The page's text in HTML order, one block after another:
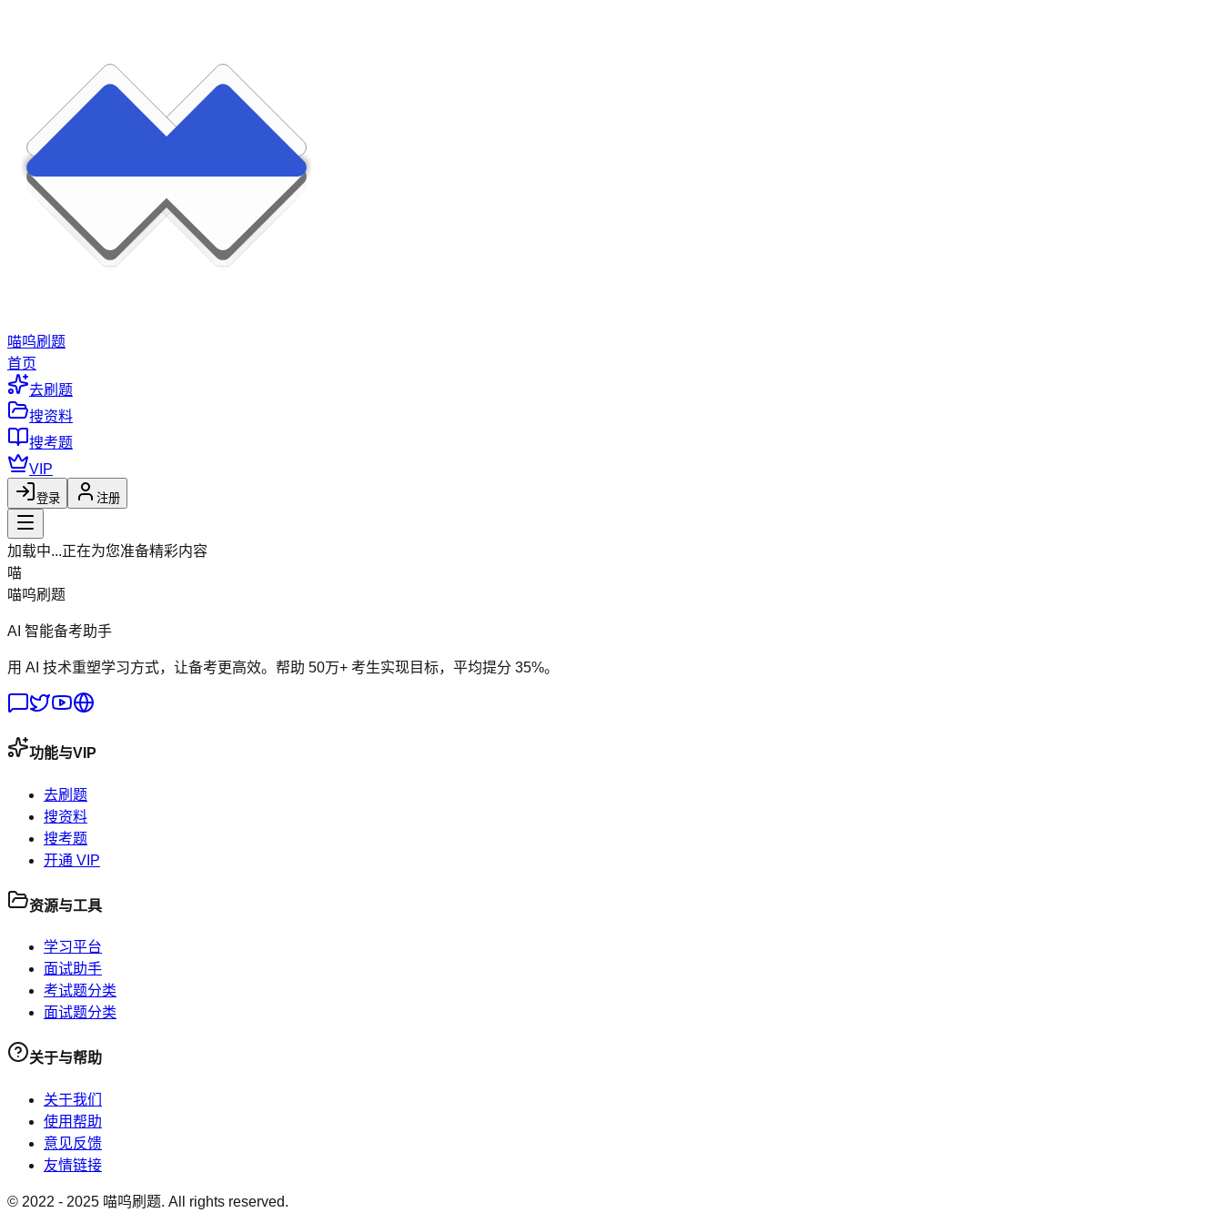
喵呜刷题
首页
去刷题
搜资料
搜考题
VIP
登录 注册
加载中...正在为您准备精彩内容
喵
喵呜刷题
AI 智能备考助手
用 AI 技术重塑学习方式，让备考更高效。帮助 50万+ 考生实现目标，平均提分 35%。
功能与VIP
去刷题
搜资料
搜考题
开通 VIP
资源与工具
学习平台
面试助手
考试题分类
面试题分类
关于与帮助
关于我们
使用帮助
意见反馈
友情链接
© 2022 - 2025 喵呜刷题. All rights reserved.